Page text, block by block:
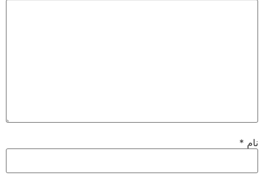
نام *